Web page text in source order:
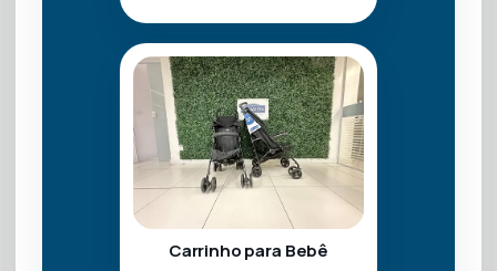
Carrinho para Bebê